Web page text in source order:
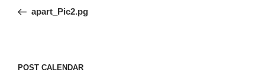
ナ
ー
の
apart_Pic2.pg
POST CALENDAR